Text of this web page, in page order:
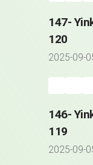
147-
120
2025-09-
146-
119
2025-09-